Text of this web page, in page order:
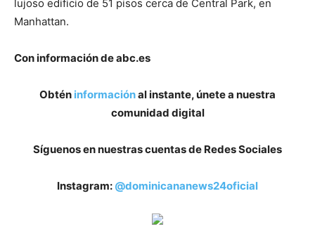
lujoso edificio de 51 pisos cerca de Central Park, en
Manhattan.
Con información de abc.es
Obtén informaciónal instante, únete a nuestra
comunidad digital
Síguenos en nuestras cuentas de Redes Sociales
Instagram: @dominicananews24oficial